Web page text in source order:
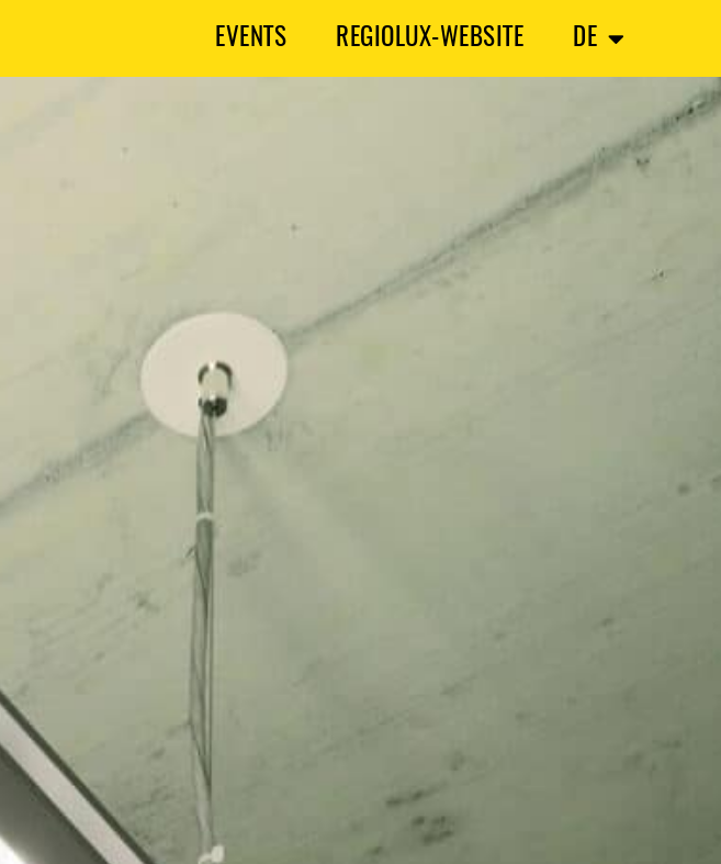
EVENTS REGIOLUX-WEBSITE DE
RECENT POSTS
DC-GRID: DIE RÜCKKEHR DES GLEICHSTROMS – UND DER AUFBRUCH IN
EINE NEUE ENERGIEÄRA